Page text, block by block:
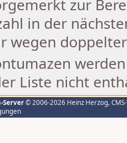
zur
in der
wegen
Liste nicht
Server© 2006-2026 Heinz Herzog,